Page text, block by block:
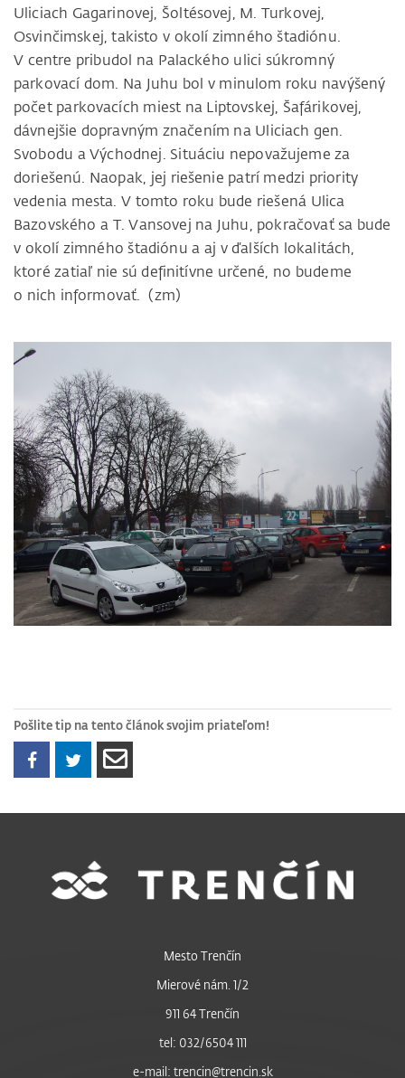
Uliciach Gagarinovej, Šoltésovej, M. Turkovej,
Osvinčimskej, takisto v okolí zimného štadiónu.
V centre pribudol na Palackého ulici súkromný
parkovací dom. Na Juhu bol v minulom roku navýšený
počet parkovacích miest na Liptovskej, Šafárikovej,
dávnejšie dopravným značením na Uliciach gen.
Svobodu a Východnej. Situáciu nepovažujeme za
doriešenú. Naopak, jej riešenie patrí medzi priority
vedenia mesta. V tomto roku bude riešená Ulica
Bazovského a T. Vansovej na Juhu, pokračovať sa bude
v okolí zimného štadiónu a aj v ďalších lokalitách,
ktoré zatiaľ nie sú definitívne určené, no budeme
o nich informovať. (zm)
Pošlite tip na tento článok svojim priateľom!
Mesto Trenčín
Mierové nám. 1/2
911 64 Trenčín
tel: 032/6504 111
e-mail: trencin@trencin.sk